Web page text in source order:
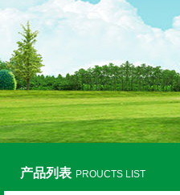
产品列表 PROUCTS LIST